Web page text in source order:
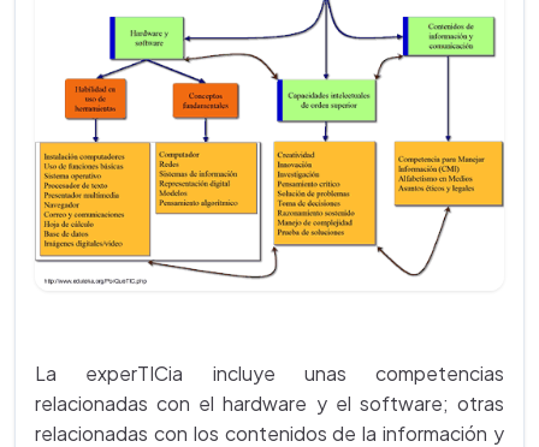
La experTICia incluye unas competencias
relacionadas con el hardware y el software; otras
relacionadas con los contenidos de la información y